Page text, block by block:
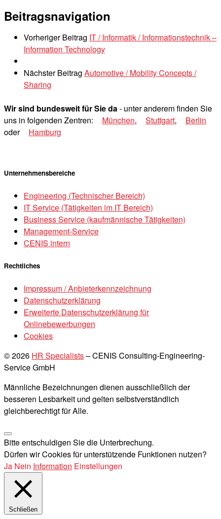
Beitragsnavigation
Vorheriger Beitrag IT / Informatik / Informationstechnik –
Information Technology
Nächster Beitrag Automotive / Mobility Concepts /
Sharing
Wir sind bundesweit für Sie da- unter anderem finden Sie
uns in folgenden Zentren:
München, Stuttgart,
Berlin
oder
Hamburg
Unternehmensbereiche
Engineering (Technischer Bereich)
IT Service (Tätigkeiten im IT Bereich)
Business Service (kaufmännische Tätigkeiten)
Management-Service
CENIS intern
Rechtliches
Impressum / Anbieterkennzeichnung
Datenschutzerklärung
Erweiterte Datenschutzerklärung für
Onlinebewerbungen
Cookies
© 2026 HR Specialists–CENIS Consulting-Engineering-
Service GmbH
Männliche Bezeichnungen dienen ausschließlich der
besseren Lesbarkeit und gelten selbstverständlich
gleichberechtigt für Alle.
Bitte entschuldigen Sie die Unterbrechung.
Dürfen wir Cookies für unterstützende Funktionen nutzen?
Ja Nein Information Einstellungen
Schließen